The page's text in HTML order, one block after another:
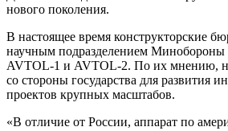
нового поколения.
В настоящее время конструкторские
научным подразделением Минобороны
AVTOL-1 и AVTOL-2. По их мнению,
со стороны государства для развития
проектов крупных масштабов.
«В отличие от России, аппарат по